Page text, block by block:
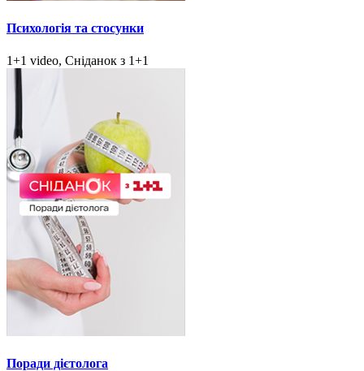
Психологія та стосунки
1+1 video, Сніданок з 1+1
Поради дієтолога